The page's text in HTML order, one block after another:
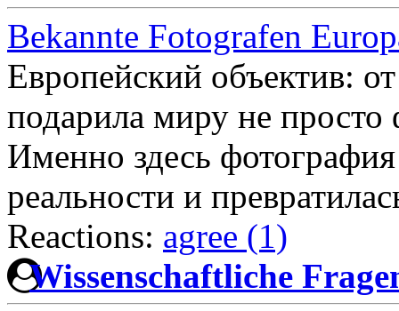
Bekannte Fotografen
Европейский объектив:
подарила миру не
Именно здесь
реальности и
Reactions: agree (1)
Wissenschaftliche